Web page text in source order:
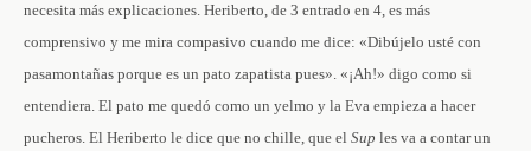
necesita más explicaciones. Heriberto, de 3 entrado en 4, es más
comprensivo y me mira compasivo cuando me dice: «Dibújelo usté con
pasamontañas porque es un pato zapatista pues». «¡Ah!» digo como si
entendiera. El pato me quedó como un yelmo y la Eva empieza a hacer
pucheros. El Heriberto le dice que no chille, que el Sup les va a contar un